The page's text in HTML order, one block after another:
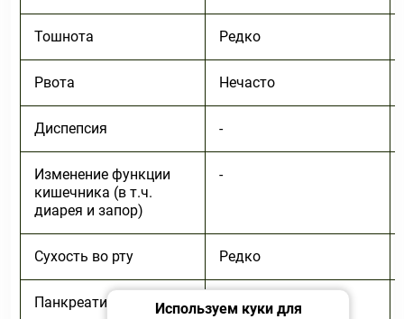
Тошнота Редко
Рвота Нечасто
Диспепсия -
Изменение функции
кишечника (в т.ч.
диарея и запор)
-
Сухость во рту Редко
Панкреатит Очень редко
Используем куки для